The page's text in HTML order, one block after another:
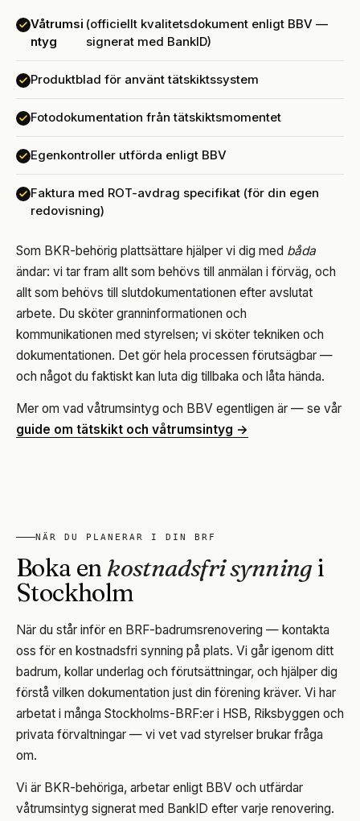
Våtrumsi
ntyg
(officiellt kvalitetsdokument enligt BBV —
signerat med BankID)
Produktblad för använt tätskiktssystem
Fotodokumentation från tätskiktsmomentet
Egenkontroller utförda enligt BBV
Faktura med ROT-avdrag specifikat (för din egen
redovisning)
Som BKR-behörig plattsättare hjälper vi dig med båda
ändar: vi tar fram allt som behövs till anmälan i förväg, och
allt som behövs till slutdokumentationen efter avslutat
arbete. Du sköter granninformationen och
kommunikationen med styrelsen; vi sköter tekniken och
dokumentationen. Det gör hela processen förutsägbar —
och något du faktiskt kan luta dig tillbaka och låta hända.
Mer om vad våtrumsintyg och BBV egentligen är — se vår
guide om tätskikt och våtrumsintyg →
NÄR DU PLANERAR I DIN BRF
Boka enkostnadsfri synningi
Stockholm
När du står inför en BRF-badrumsrenovering — kontakta
oss för en kostnadsfri synning på plats. Vi går igenom ditt
badrum, kollar underlag och förutsättningar, och hjälper dig
förstå vilken dokumentation just din förening kräver. Vi har
arbetat i många Stockholms-BRF:er i HSB, Riksbyggen och
privata förvaltningar — vi vet vad styrelser brukar fråga
om.
Vi är BKR-behöriga, arbetar enligt BBV och utfärdar
våtrumsintyg signerat med BankID efter varje renovering.